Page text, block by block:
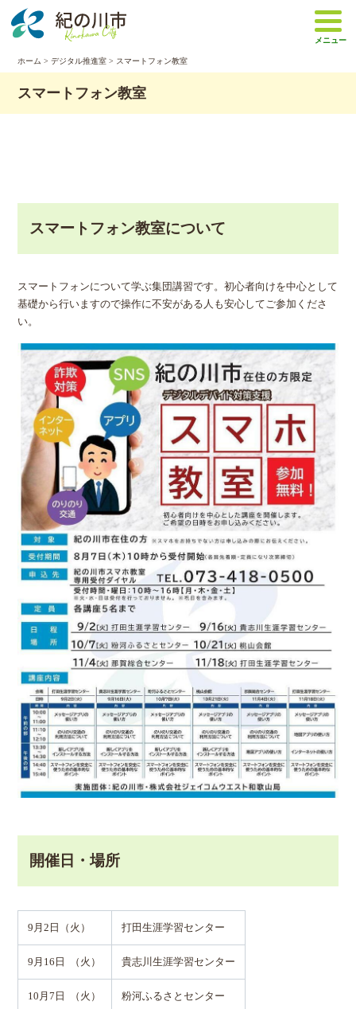
メニュー
ホーム >デジタル推進室 > スマートフォン教室
スマートフォン教室
スマートフォン教室について
スマートフォンについて学ぶ集団講習です。初心者向けを中心として
基礎から行いますので操作に不安がある人も安心してご参加くださ
い。
開催日・場所
9月2日（火） 打田生涯学習センター
9月16日 （火） 貴志川生涯学習センター
10月7日 （火） 粉河ふるさとセンター